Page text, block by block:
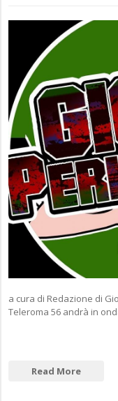
a cura di Redazione di
Teleroma 56 andrà in
Read More